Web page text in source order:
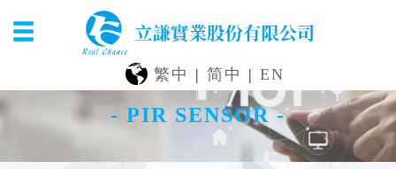
繁中 | 简中 | EN
- PIR SENSOR -